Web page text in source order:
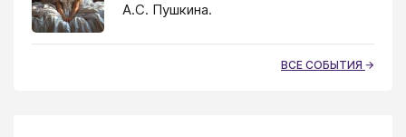
А.С. Пушкина.
ВСЕ СОБЫТИЯ